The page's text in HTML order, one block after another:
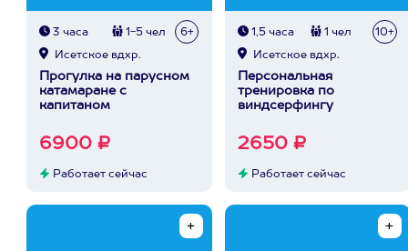
3 часа 1-5 чел 6+
Исетское вдхр.
Прогулка на парусном
катамаране с
капитаном
6900 ₽
Работает сейчас
1,5 часа 1 чел 10+
Исетское вдхр.
Персональная
тренировка по
виндсерфингу
2650 ₽
Работает сейчас